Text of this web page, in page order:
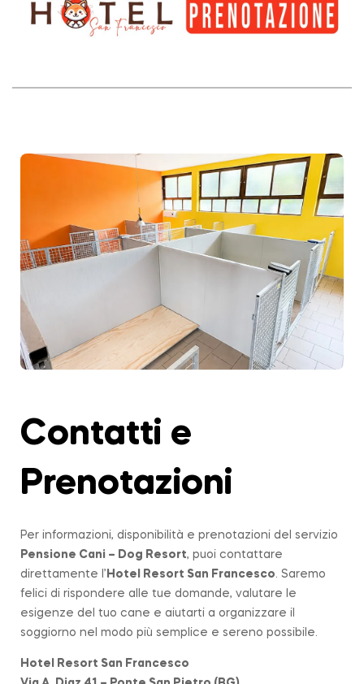
Contatti e
Prenotazioni
Per informazioni, disponibilità e prenotazioni del servizio
Pensione Cani – Dog Resort, puoi contattare
direttamente l’ Hotel Resort San Francesco . Saremo
felici di rispondere alle tue domande, valutare le
esigenze del tuo cane e aiutarti a organizzare il
soggiorno nel modo più semplice e sereno possibile.
Hotel Resort San Francesco